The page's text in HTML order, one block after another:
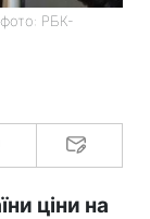
РБК-
ціни на